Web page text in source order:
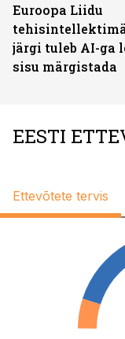
Euroopa Liidu
järgi tuleb AI-ga
sisu märgistada
EESTI
Ettevõtete tervis